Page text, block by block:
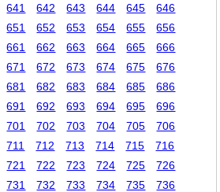
641 642 643 644 645
646
651 652 653 654 655
656
661 662 663 664 665
666
671 672 673 674 675
676
681 682 683 684 685
686
691 692 693 694 695
696
701 702 703 704 705
706
711 712 713 714 715
716
721 722 723 724 725
726
731 732 733 734 735
736